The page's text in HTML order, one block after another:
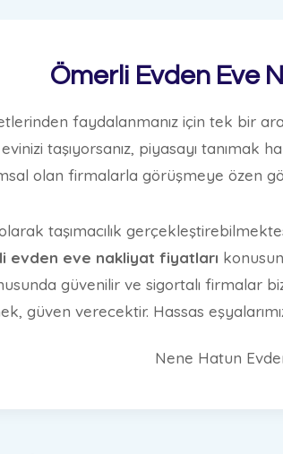
Ömerli Evden Eve
faydalanmanız için tek bir
taşıyorsanız, piyasayı tanımak
olan firmalarla görüşmeye özen
taşımacılık
evden eve nakliyat fiyatları
güvenilir ve sigortalı firmalar
güven verecektir. Hassas